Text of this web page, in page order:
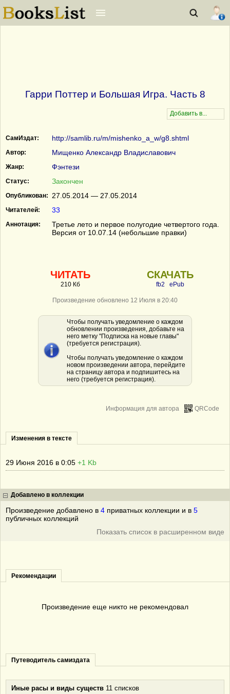
Гарри Поттер и Большая Игра. Часть 8
СамИздат: http://samlib.ru/m/mishenko_a_w/g8.shtml
Автор: Мищенко Александр Владиславович
Жанр: Фэнтези
Статус: Закончен
Опубликован: 27.05.2014 — 27.05.2014
Читателей: 33
Аннотация:
Третье лето и первое полугодие четвертого года.
Версия от 10.07.14 (небольшие правки)
ЧИТАТЬ
210 Кб
СКАЧАТЬ
fb2 ePub
Произведение обновлено 12 Июля в 20:40
Чтобы получать уведомление о каждом
обновлении произведения, добавьте на
него метку "Подписка на новые главы"
(требуется регистрация).
Чтобы получать уведомление о каждом
новом произведении автора, перейдите
на страницу автора и подпишитесь на
него (требуется регистрация).
QRCode
Информация для автора
Изменения в тексте
29 Июня 2016 в 0:05 +1 Kb
Добавлено в коллекции
Произведение добавлено в 4 приватных коллекции и в 5
публичных коллекций
Показать список в расширенном виде
Рекомендации
Произведение еще никто не рекомендовал
Путеводитель самиздата
Иные расы и виды существ 11 списков